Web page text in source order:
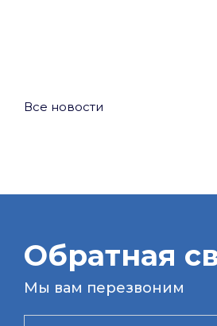
Все новости
Обратная
Мы вам перезвоним